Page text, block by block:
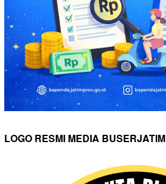
LOGO RESMI MEDIA BUSERJATIM